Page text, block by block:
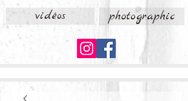
vidéos photographic